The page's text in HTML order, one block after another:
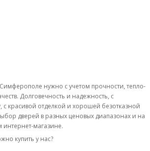
нужно с учетом прочности, тепло-
Долговечность и надежность, с
с красивой отделкой и хорошей безотказной
дверей в разных ценовых диапазонах и на
интернет-магазине.
купить у нас?